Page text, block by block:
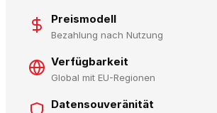
Preismodell
Bezahlung nach Nutzung
Verfügbarkeit
Global mit EU-Regionen
Datensouveränität